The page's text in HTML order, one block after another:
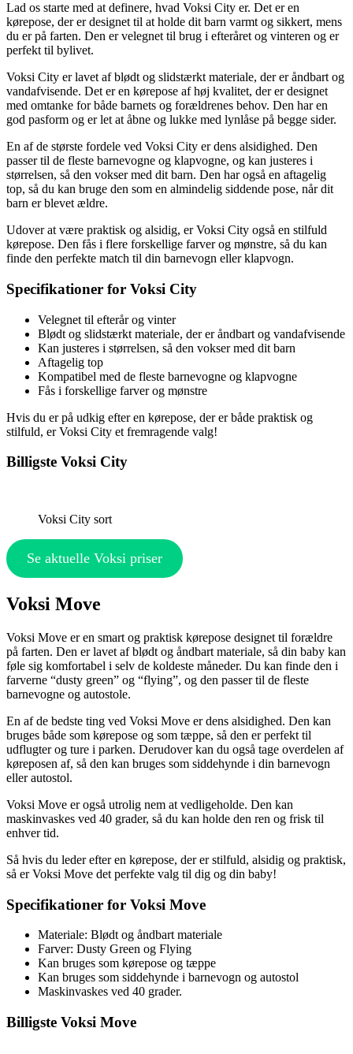
Lad os starte med at definere, hvad Voksi City er. Det er en
kørepose, der er designet til at holde dit barn varmt og sikkert, mens
du er på farten. Den er velegnet til brug i efteråret og vinteren og er
perfekt til bylivet.
Voksi City er lavet af blødt og slidstærkt materiale, der er åndbart og
vandafvisende. Det er en kørepose af høj kvalitet, der er designet
med omtanke for både barnets og forældrenes behov. Den har en
god pasform og er let at åbne og lukke med lynlåse på begge sider.
En af de største fordele ved Voksi City er dens alsidighed. Den
passer til de fleste barnevogne og klapvogne, og kan justeres i
størrelsen, så den vokser med dit barn. Den har også en aftagelig
top, så du kan bruge den som en almindelig siddende pose, når dit
barn er blevet ældre.
Udover at være praktisk og alsidig, er Voksi City også en stilfuld
kørepose. Den fås i flere forskellige farver og mønstre, så du kan
finde den perfekte match til din barnevogn eller klapvogn.
Specifikationer for Voksi City
Velegnet til efterår og vinter
Blødt og slidstærkt materiale, der er åndbart og vandafvisende
Kan justeres i størrelsen, så den vokser med dit barn
Aftagelig top
Kompatibel med de fleste barnevogne og klapvogne
Fås i forskellige farver og mønstre
Hvis du er på udkig efter en kørepose, der er både praktisk og
stilfuld, er Voksi City et fremragende valg!
Billigste Voksi City
Voksi City sort
Se aktuelle Voksi priser
Voksi Move
Voksi Move er en smart og praktisk kørepose designet til forældre
på farten. Den er lavet af blødt og åndbart materiale, så din baby kan
føle sig komfortabel i selv de koldeste måneder. Du kan finde den i
farverne “dusty green” og “flying”, og den passer til de fleste
barnevogne og autostole.
En af de bedste ting ved Voksi Move er dens alsidighed. Den kan
bruges både som kørepose og som tæppe, så den er perfekt til
udflugter og ture i parken. Derudover kan du også tage overdelen af
køreposen af, så den kan bruges som siddehynde i din barnevogn
eller autostol.
Voksi Move er også utrolig nem at vedligeholde. Den kan
maskinvaskes ved 40 grader, så du kan holde den ren og frisk til
enhver tid.
Så hvis du leder efter en kørepose, der er stilfuld, alsidig og praktisk,
så er Voksi Move det perfekte valg til dig og din baby!
Specifikationer for Voksi Move
Materiale: Blødt og åndbart materiale
Farver: Dusty Green og Flying
Kan bruges som kørepose og tæppe
Kan bruges som siddehynde i barnevogn og autostol
Maskinvaskes ved 40 grader.
Billigste Voksi Move